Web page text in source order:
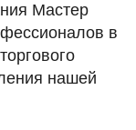
Мастер
в
нашей